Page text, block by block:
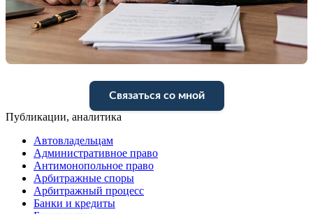
Связаться со мной
Публикации, аналитика
Автовладельцам
Административное право
Антимонопольное право
Арбитражные споры
Арбитражный процесс
Банки и кредиты